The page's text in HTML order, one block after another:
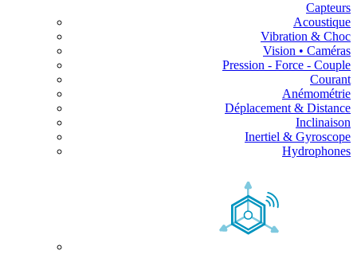
Capteurs
Acoustique
Vibration & Choc
Vision • Caméras
Pression - Force - Couple
Courant
Anémométrie
Déplacement & Distance
Inclinaison
Inertiel & Gyroscope
Hydrophones